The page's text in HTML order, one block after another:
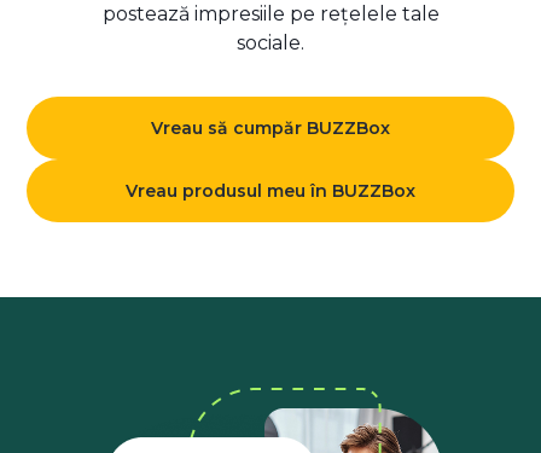
postează impresiile pe rețelele tale
sociale.
Vreau să cumpăr BUZZBox
Vreau produsul meu în BUZZBox